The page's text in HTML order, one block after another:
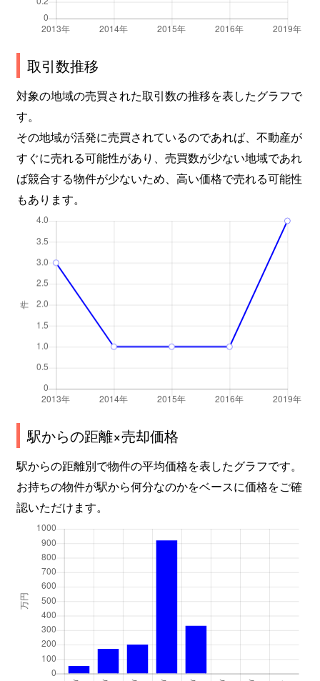
取引数推移
対象の地域の売買された取引数の推移を表したグラフで
す。
その地域が活発に売買されているのであれば、不動産が
すぐに売れる可能性があり、売買数が少ない地域であれ
ば競合する物件が少ないため、高い価格で売れる可能性
もあります。
駅からの距離×売却価格
駅からの距離別で物件の平均価格を表したグラフです。
お持ちの物件が駅から何分なのかをベースに価格をご確
認いただけます。